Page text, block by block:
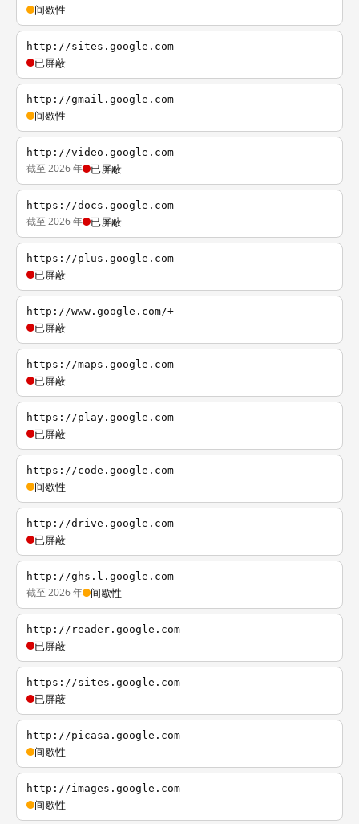
间歇性
http://sites.google.com
已屏蔽
http://gmail.google.com
间歇性
http://video.google.com
截至 2026 年 已屏蔽
https://docs.google.com
截至 2026 年 已屏蔽
https://plus.google.com
已屏蔽
http://www.google.com/+
已屏蔽
https://maps.google.com
已屏蔽
https://play.google.com
已屏蔽
https://code.google.com
间歇性
http://drive.google.com
已屏蔽
http://ghs.l.google.com
截至 2026 年 间歇性
http://reader.google.com
已屏蔽
https://sites.google.com
已屏蔽
http://picasa.google.com
间歇性
http://images.google.com
间歇性